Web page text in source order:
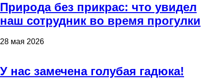
Природа без прикрас: что увидел
наш сотрудник во время прогулки
28 мая 2026
У нас замечена голубая гадюка!